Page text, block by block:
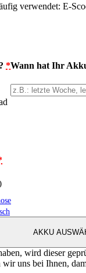
verwendet: E-
*Wann hat Ihr
AKKU
wird dieser
uns bei Ihnen,